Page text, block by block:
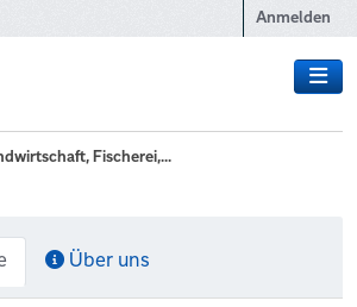
Anmelden
Fischerei,...
Über uns